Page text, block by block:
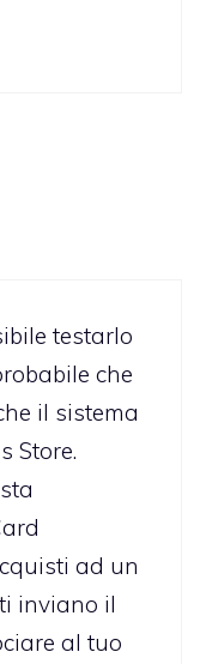
testarlo
che
il sistema
Store.
ad un
inviano il
al tuo